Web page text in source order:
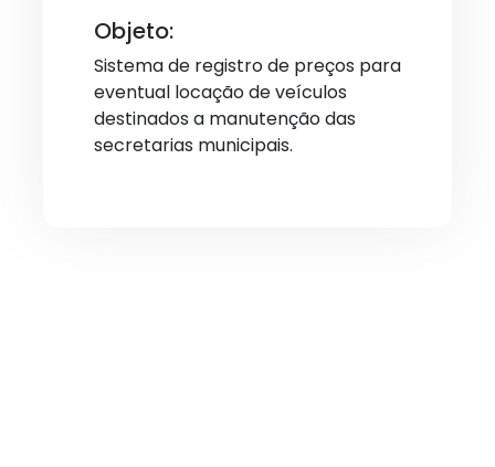
Objeto:
Sistema de registro de preços para
eventual locação de veículos
destinados a manutenção das
secretarias municipais.